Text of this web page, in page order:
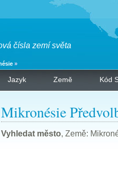
čísla zemí světa
»
Jazyk Země Kód
Mikronésie
Vyhledat město, Země: